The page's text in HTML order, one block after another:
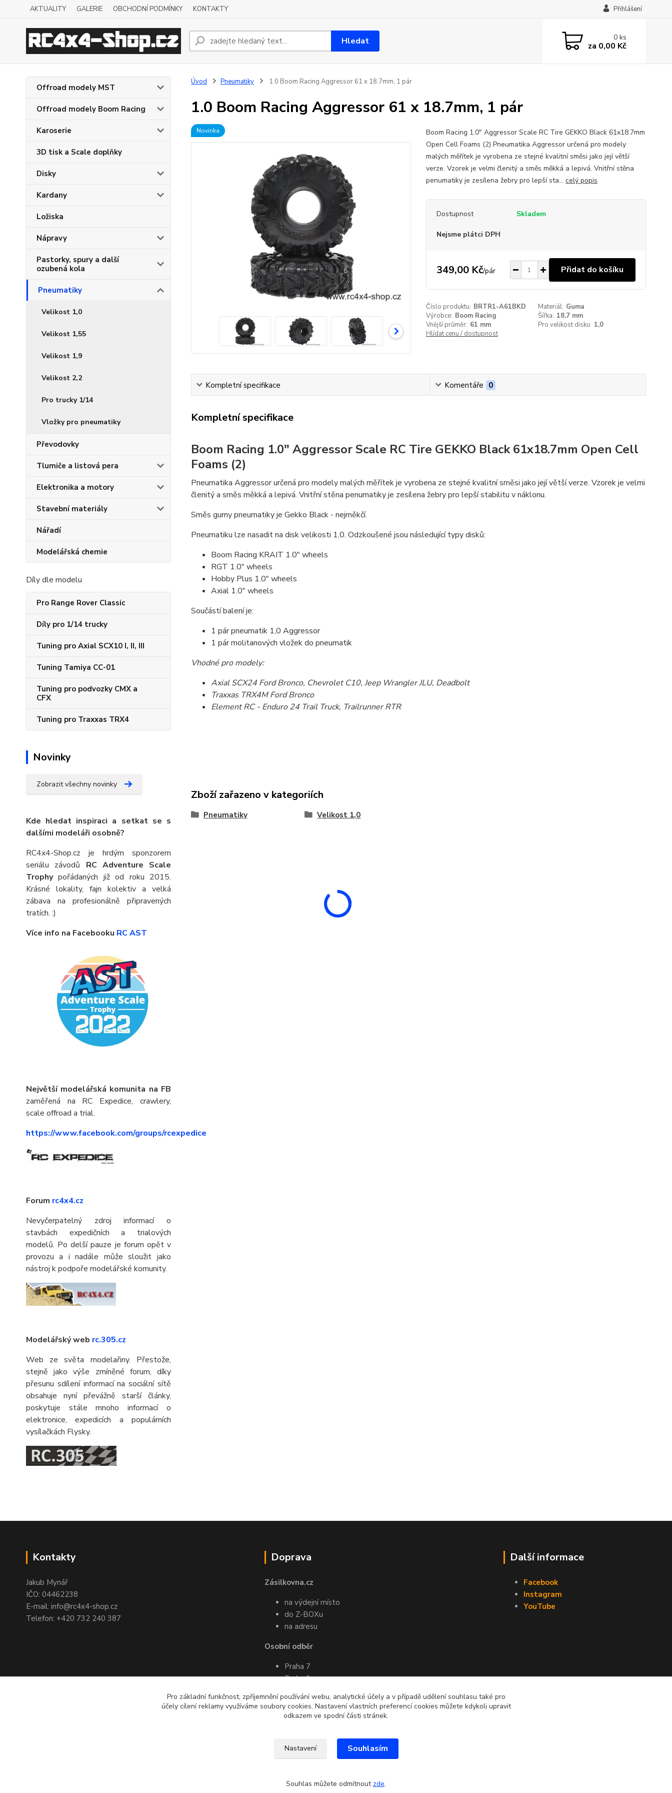
AKTUALITY GALERIE OBCHODNÍ PODMÍNKY KONTAKTY Přihlášení
Hledat 0ks
za 0,00 Kč
Offroad modely MST
Offroad modely Boom Racing
Karoserie
3D tisk a Scale doplňky
Disky
Kardany
Ložiska
Nápravy
Pastorky, spury a další
ozubená kola
Pneumatiky
Velikost 1,0
Velikost 1,55
Velikost 1,9
Velikost 2,2
Pro trucky 1/14
Vložky pro pneumatiky
Převodovky
Tlumiče a listová pera
Elektronika a motory
Stavební materiály
Nářadí
Modelářská chemie
Díly dle modelu
Pro Range Rover Classic
Díly pro 1/14 trucky
Tuning pro Axial SCX10 I, II, III
Tuning Tamiya CC-01
Tuning pro podvozky CMX a
CFX
Tuning pro Traxxas TRX4
Novinky
Zobrazit všechny novinky
Kde hledat inspiraci a setkat se s
dalšími modeláři osobně?
RC4x4-Shop.cz je hrdým sponzorem
seriálu závodů RC Adventure Scale
Trophypořádaných již od roku 2015.
Krásné lokality, fajn kolektiv a velká
zábava na profesionálně připravených
tratích. :)
Více info na Facebooku RC AST
Největší modelářská komunita na FB
zaměřená na RC Expedice, crawlery,
scale offroad a trial.
https://www.facebook.com/groups/rcexpedice
Forum rc4x4.cz
Nevyčerpatelný zdroj informací o
stavbách expedičních a trialových
modelů. Po delší pauze je forum opět v
provozu a i nadále může sloužit jako
nástroj k podpoře modelářské komunity.
Modelářský web rc.305.cz
Web ze světa modelařiny. Přestože,
stejně jako výše zmíněné forum, díky
přesunu sdílení informací na sociální sítě
obsahuje nyní převážně starší články,
poskytuje stále mnoho informací o
elektronice, expedicích a populárních
vysílačkách Flysky.
Úvod Pneumatiky 1.0 Boom Racing Aggressor 61 x 18.7mm, 1 pár
1.0 Boom Racing Aggressor 61 x 18.7mm, 1 pár
Novinka
Boom Racing 1.0" Aggressor Scale RC Tire GEKKO Black 61x18.7mm
Open Cell Foams (2) Pneumatika Aggressor určená pro modely
malých měřítek je vyrobena ze stejné kvalitní směsi jako její větší
verze. Vzorek je velmi členitý a směs měkká a lepivá. Vnitřní stěna
penumatiky je zesílena žebry pro lepší sta... celý popis
Dostupnost Skladem
Nejsme plátci DPH
349,00 Kč/pár Přidat do košíku
Číslo produktu: BRTR1-A61BKD Materiál: Guma
Výrobce: Boom Racing Šířka: 18,7 mm
Vnější průměr: 61 mm Pro velikost disku: 1,0
Hlídat cenu / dostupnost
Kompletní specifikace Komentáře 0
Kompletní specifikace
Boom Racing 1.0" Aggressor Scale RC Tire GEKKO Black 61x18.7mm Open Cell
Foams (2)
Pneumatika Aggressor určená pro modely malých měřítek je vyrobena ze stejné kvalitní směsi jako její větší verze. Vzorek je velmi
členitý a směs měkká a lepivá. Vnitřní stěna penumatiky je zesílena žebry pro lepší stabilitu v náklonu.
Směs gumy pneumatiky je Gekko Black - nejměkčí.
Pneumatiku lze nasadit na disk velikosti 1,0. Odzkoušené jsou následující typy disků:
Boom Racing KRAIT 1.0" wheels
RGT 1.0" wheels
Hobby Plus 1.0" wheels
Axial 1.0" wheels
Součástí balení je:
1 pár pneumatik 1,0 Aggressor
1 pár molitanových vložek do pneumatik
Vhodné pro modely:
Axial SCX24 Ford Bronco, Chevrolet C10, Jeep Wrangler JLU, Deadbolt
Traxxas TRX4M Ford Bronco
Element RC - Enduro 24 Trail Truck, Trailrunner RTR
Zboží zařazeno v kategoriích
Pneumatiky Velikost 1,0
Kontakty
Jakub Mynář
IČO: 04462238
E-mail: info@rc4x4-shop.cz
Telefon: +420 732 240 387
Doprava
Zásilkovna.cz
na výdejní místo
do Z-BOXu
na adresu
Osobní odběr
Praha 7
Praha 9
odběru mě prosím kontaktujte
emailem nebo SMS
Další informace
Facebook
Instagram
YouTube
Pro základní funkčnost, zpříjemnění používání webu, analytické účely a v případě udělení souhlasu také pro
účely cílení reklamy využíváme soubory cookies. Nastavení vlastních preferencí cookies můžete kdykoli upravit
odkazem ve spodní části stránek.
Nastavení Souhlasím
Souhlas můžete odmítnout zde.